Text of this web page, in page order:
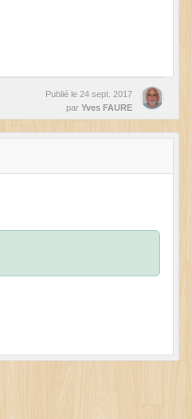
Publié le 24 sept. 2017
par Yves FAURE